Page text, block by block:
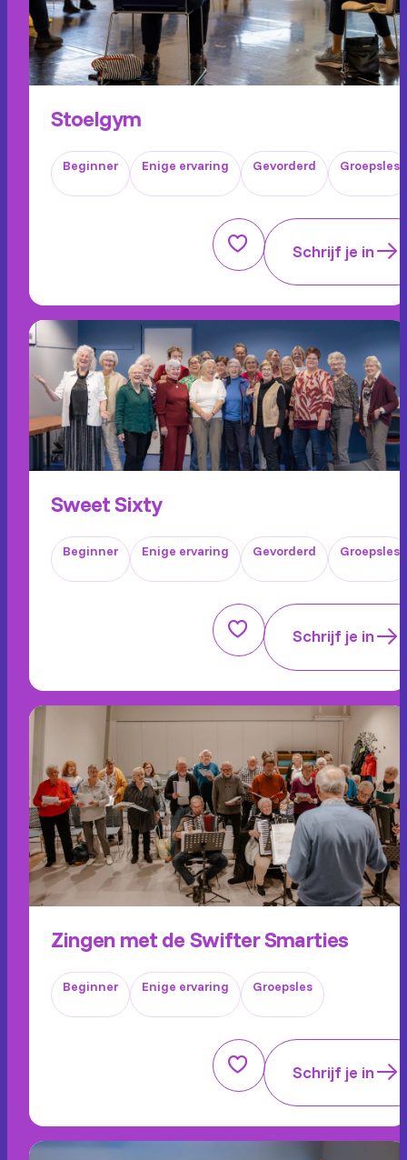
Stoelgym
Beginner Enige ervaring Gevorderd Groepsles
Schrijf je in
Sweet Sixty
Beginner Enige ervaring Gevorderd Groepsles
Schrijf je in
Zingen met de Swifter Smarties
Beginner Enige ervaring Groepsles
Schrijf je in